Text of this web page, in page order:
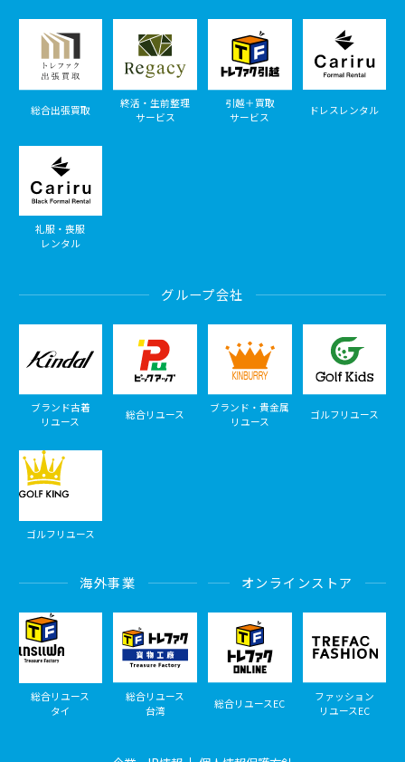
総合出張買取
終活・生前整理
サービス
引越＋買取
サービス
ドレスレンタル
礼服・喪服
レンタル
グループ会社
ブランド古着
リユース
総合リユース
ブランド・貴金属
リユース
ゴルフリユース
ゴルフリユース
海外事業
総合リユース
タイ
総合リユース
台湾
オンラインストア
総合リユースEC
ファッション
リユースEC